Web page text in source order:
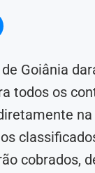
Goiânia
todos os
na
cobrados,